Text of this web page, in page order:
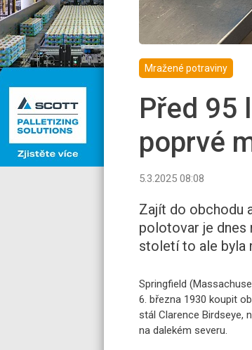
Mražené potraviny
Před 95
poprvé
5.3.2025 08:08
Zajít do obchodu
polotovar je dnes
století to ale byla
Springfield
6. března 1930 koupit
stál Clarence Birdseye,
na dalekém severu.